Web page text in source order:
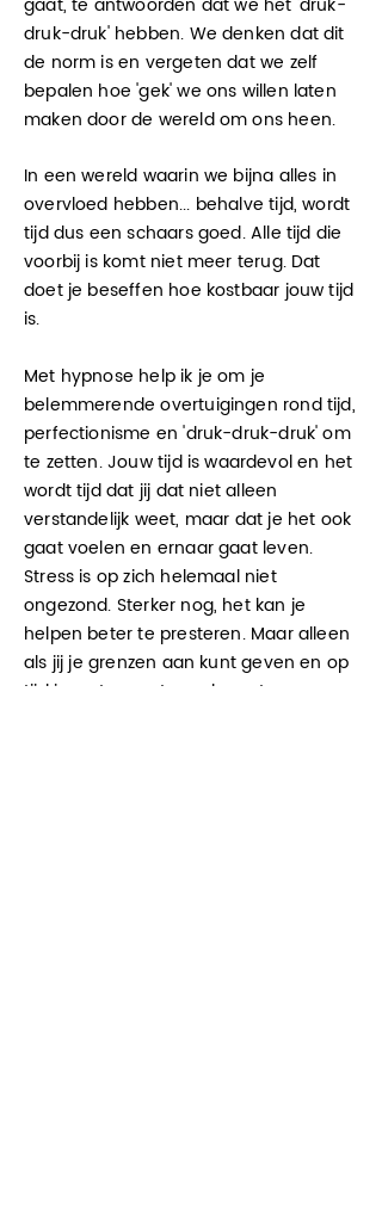
druk-druk' hebben. We denken dat dit
de norm is en vergeten dat we zelf
bepalen hoe 'gek' we ons willen laten
maken door de wereld om ons heen.
In een wereld waarin we bijna alles in
overvloed hebben... behalve tijd, wordt
tijd dus een schaars goed. Alle tijd die
voorbij is komt niet meer terug. Dat
doet je beseffen hoe kostbaar jouw tijd
is.
Met hypnose help ik je om je
belemmerende overtuigingen rond tijd,
perfectionisme en 'druk-druk-druk' om
te zetten. Jouw tijd iswaardevolen het
wordt tijd dat jij dat niet alleen
verstandelijk weet, maar dat je het ook
gaat voelen en ernaar gaat leven.
Stress is op zich helemaal niet
ongezond. Sterker nog, het kan je
helpen beter te presteren. Maar alleen
als jij je grenzen aan kunt geven en op
tijd je rust neemt om de
motor weer op